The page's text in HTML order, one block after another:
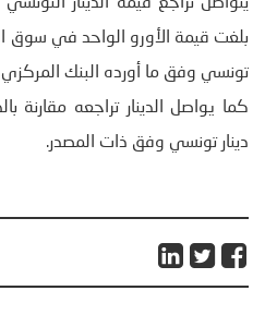
يتواصل تراجع قيمة الدينار
تونسي وفق ما أورده البنك
دينار تونسي وفق ذات المصدر.